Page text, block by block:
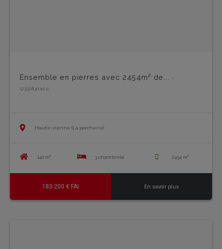
Ensemble en pierres avec 2454m² de...
-
U5984iacc
Haute-vienne (La porcherie)
140 m² 3 chambre(s) 2454 m²
183 200 € FAI En savoir plus